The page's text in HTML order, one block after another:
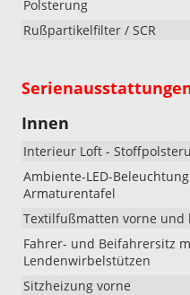
Polsterung
Rußpartikelfilter / SCR
Innen
Interieur Loft -
Ambiente-LED-
Armaturentafel
Textilfußmatten vorne und
Fahrer- und Beifahrersitz
Lendenwirbelstützen
Sitzheizung vorne